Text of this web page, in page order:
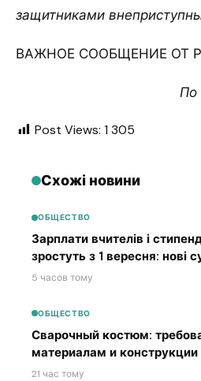
защитниками
ВАЖНОЕ СООБЩЕНИЕ ОТ
По
Post Views: 1 305
Схожі новини
ОБЩЕСТВО
Зарплати вчителів і
зростуть з 1 вересня: нові
5 часов тому
ОБЩЕСТВО
Сварочный костюм:
материалам и конструкции
21 час тому